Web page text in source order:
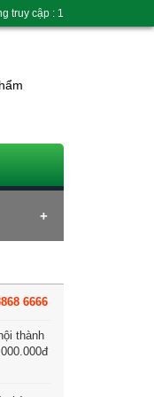
6666
thành
truy cập : 1